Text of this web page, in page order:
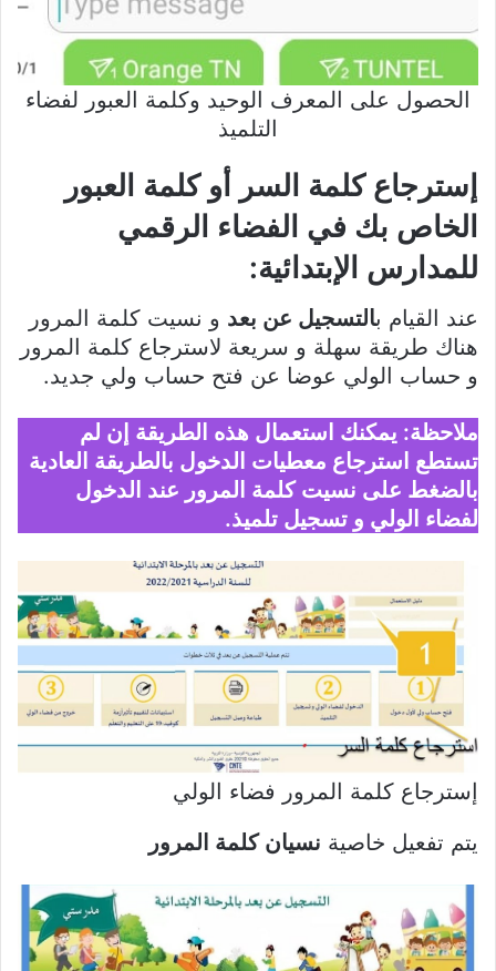
الحصول على المعرف الوحيد وكلمة العبور لفضاء
التلميذ
إسترجاع كلمة السر أو كلمة العبور
الخاص بك في الفضاء الرقمي
للمدارس الإبتدائية:
عند القيام بالتسجيل عن بعد و نسيت كلمة المرور
هناك طريقة سهلة و سريعة لاسترجاع كلمة المرور
و حساب الولي عوضا عن فتح حساب ولي جديد.
ملاحظة: يمكنك استعمال هذه الطريقة إن لم
تستطع استرجاع معطيات الدخول بالطريقة العادية
بالضغط على نسيت كلمة المرور عند الدخول
لفضاء الولي و تسجيل تلميذ.
إسترجاع كلمة المرور فضاء الولي
يتم تفعيل خاصية نسيان كلمة المرور